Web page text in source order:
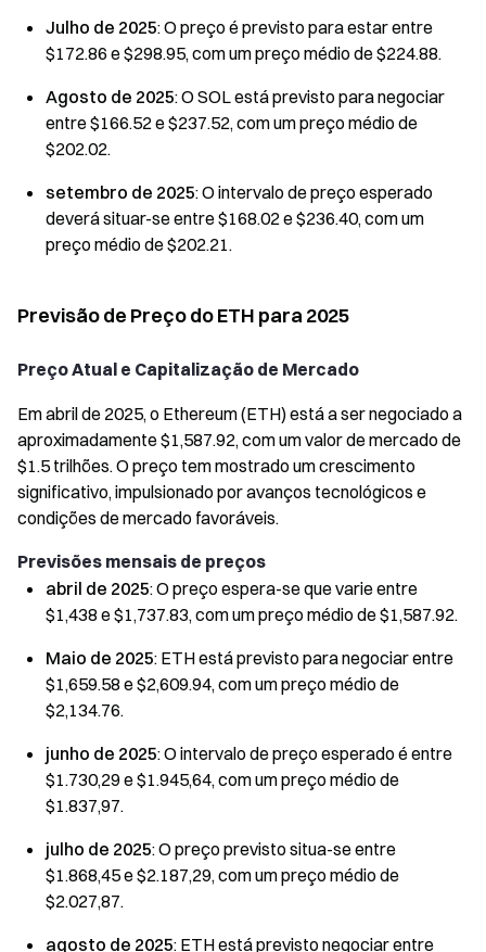
Julho de 2025: O preço é previsto para estar entre
$172.86 e $298.95, com um preço médio de $224.88.
Agosto de 2025: O SOL está previsto para negociar
entre $166.52 e $237.52, com um preço médio de
$202.02.
setembro de 2025: O intervalo de preço esperado
deverá situar-se entre $168.02 e $236.40, com um
preço médio de $202.21.
Previsão de Preço do ETH para 2025
Preço Atual e Capitalização de Mercado
Em abril de 2025, o Ethereum (ETH) está a ser negociado a
aproximadamente $1,587.92, com um valor de mercado de
$1.5 trilhões. O preço tem mostrado um crescimento
significativo, impulsionado por avanços tecnológicos e
condições de mercado favoráveis.
Previsões mensais de preços
abril de 2025: O preço espera-se que varie entre
$1,438 e $1,737.83, com um preço médio de $1,587.92.
Maio de 2025: ETH está previsto para negociar entre
$1,659.58 e $2,609.94, com um preço médio de
$2,134.76.
junho de 2025: O intervalo de preço esperado é entre
$1.730,29 e $1.945,64, com um preço médio de
$1.837,97.
julho de 2025: O preço previsto situa-se entre
$1.868,45 e $2.187,29, com um preço médio de
$2.027,87.
agosto de 2025: ETH está previsto negociar entre